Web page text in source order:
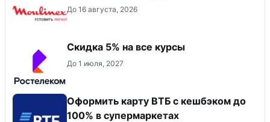
До 16 августа, 2026
Скидка 5% на все курсы
До 1 июля, 2027
Оформить карту ВТБ с кешбэком до
100% в супермаркетах